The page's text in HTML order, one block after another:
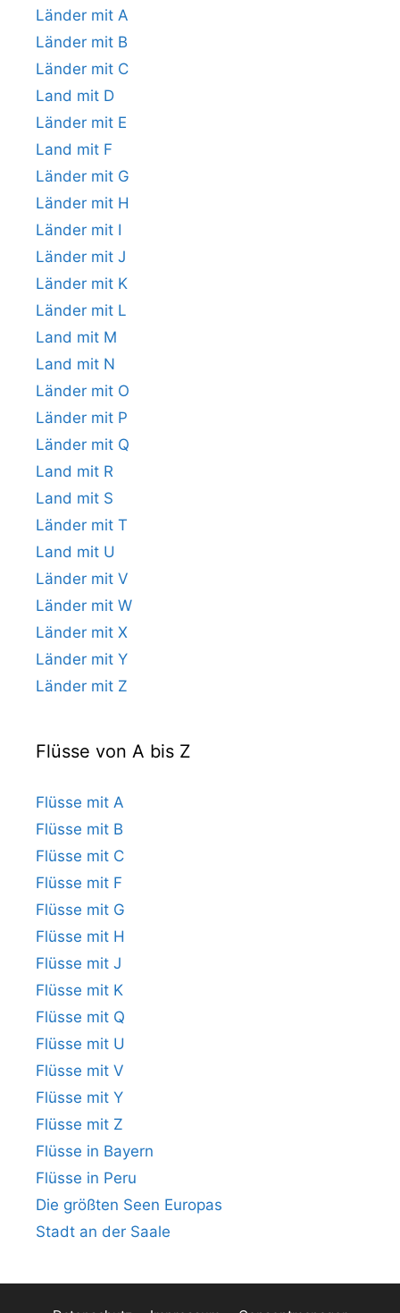
Länder mit A
Länder mit B
Länder mit C
Land mit D
Länder mit E
Land mit F
Länder mit G
Länder mit H
Länder mit I
Länder mit J
Länder mit K
Länder mit L
Land mit M
Land mit N
Länder mit O
Länder mit P
Länder mit Q
Land mit R
Land mit S
Länder mit T
Land mit U
Länder mit V
Länder mit W
Länder mit X
Länder mit Y
Länder mit Z
Flüsse von A bis Z
Flüsse mit A
Flüsse mit B
Flüsse mit C
Flüsse mit F
Flüsse mit G
Flüsse mit H
Flüsse mit J
Flüsse mit K
Flüsse mit Q
Flüsse mit U
Flüsse mit V
Flüsse mit Y
Flüsse mit Z
Flüsse in Bayern
Flüsse in Peru
Die größten Seen Europas
Stadt an der Saale